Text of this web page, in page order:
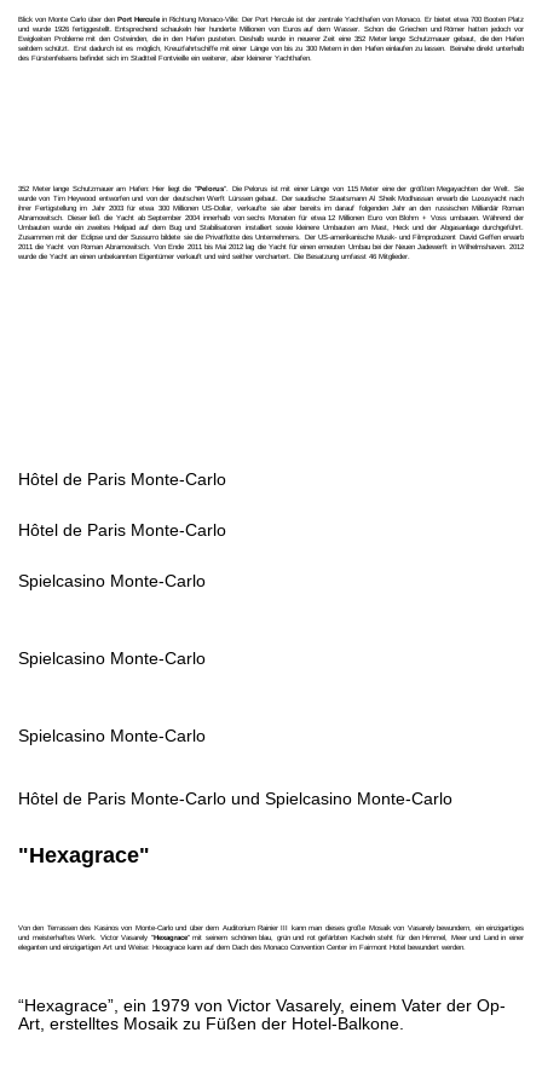
Blick von Monte Carlo über den Port Hercule in Richtung Monaco-Ville: Der Port Hercule ist der zentrale Yachthafen von Monaco. Er bietet etwa 700 Booten Platz
und wurde 1926 fertiggestellt. Entsprechend schaukeln hier hunderte Millionen von Euros auf dem Wasser. Schon die Griechen und Römer hatten jedoch vor
Ewigkeiten Probleme mit den Ostwinden, die in den Hafen pusteten. Deshalb wurde in neuerer Zeit eine 352 Meter lange Schutzmauer gebaut, die den Hafen
seitdem schützt. Erst dadurch ist es möglich, Kreuzfahrtschiffe mit einer Länge von bis zu 300 Metern in den Hafen einlaufen zu lassen. Beinahe direkt unterhalb
des Fürstenfelsens befindet sich im Stadtteil Fontvieille ein weiterer, aber kleinerer Yachthafen.
352 Meter lange Schutzmauer am Hafen: Hier liegt die "Pelorus". Die Pelorus ist mit einer Länge von 115 Meter eine der größten Megayachten der Welt. Sie
wurde von Tim Heywood entworfen und von der deutschen Werft Lürssen gebaut. Der saudische Staatsmann Al Sheik Modhassan erwarb die Luxusyacht nach
ihrer Fertigstellung im Jahr 2003 für etwa 300 Millionen US-Dollar, verkaufte sie aber bereits im darauf folgenden Jahr an den russischen Milliardär Roman
Abramowitsch. Dieser ließ die Yacht ab September 2004 innerhalb von sechs Monaten für etwa 12 Millionen Euro von Blohm + Voss umbauen. Während der
Umbauten wurde ein zweites Helipad auf dem Bug und Stabilisatoren installiert sowie kleinere Umbauten am Mast, Heck und der Abgasanlage durchgeführt.
Zusammen mit der Eclipse und der Sussurro bildete sie die Privatflotte des Unternehmers. Der US-amerikanische Musik- und Filmproduzent David Geffen erwarb
2011 die Yacht von Roman Abramowitsch. Von Ende 2011 bis Mai 2012 lag die Yacht für einen erneuten Umbau bei der Neuen Jadewerft in Wilhelmshaven. 2012
wurde die Yacht an einen unbekannten Eigentümer verkauft und wird seither verchartert. Die Besatzung umfasst 46 Mitglieder.
Hôtel de Paris Monte-Carlo
Hôtel de Paris Monte-Carlo
Spielcasino Monte-Carlo
Spielcasino Monte-Carlo
Spielcasino Monte-Carlo
Hôtel de Paris Monte-Carlo und Spielcasino Monte-Carlo
"Hexagrace"
Von den Terrassen des Kasinos von Monte-Carlo und über dem Auditorium Rainier III kann man dieses große Mosaik von Vasarely bewundern, ein einzigartiges
und meisterhaftes Werk. Victor Vasarely "Hexagrace" mit seinem schönen blau, grün und rot gefärbten Kacheln steht für den Himmel, Meer und Land in einer
eleganten und einzigartigen Art und Weise: Hexagrace kann auf dem Dach des Monaco Convention Center im Fairmont Hotel bewundert werden.
“Hexagrace”, ein 1979 von Victor Vasarely, einem Vater der Op-
Art, erstelltes Mosaik zu Füßen der Hotel-Balkone.